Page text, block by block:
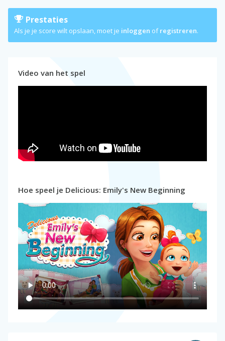
Prestaties
Als je je score wilt opslaan, moet je inloggen ofregistreren.
Video van het spel
Hoe speel je Delicious: Emily's New Beginning